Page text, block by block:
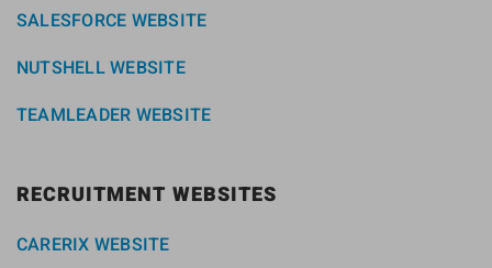
SALESFORCE WEBSITE
NUTSHELL WEBSITE
TEAMLEADER WEBSITE
RECRUITMENT WEBSITES
CARERIX WEBSITE